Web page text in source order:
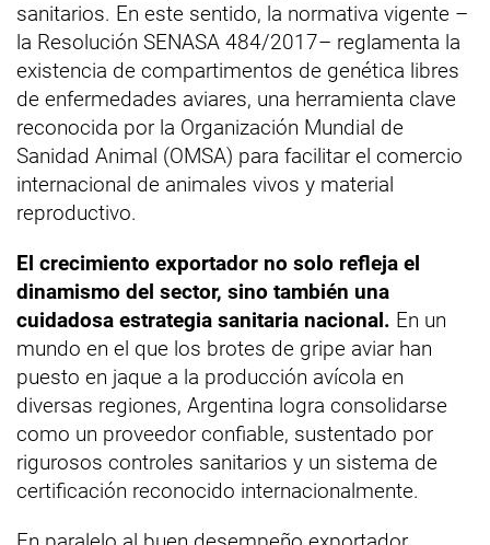
sanitarios. En este sentido, la normativa vigente –
la Resolución SENASA 484/2017– reglamenta la
existencia de compartimentos de genética libres
de enfermedades aviares, una herramienta clave
reconocida por la Organización Mundial de
Sanidad Animal (OMSA) para facilitar el comercio
internacional de animales vivos y material
reproductivo.
El crecimiento exportador no solo refleja el
dinamismo del sector, sino también una
cuidadosa estrategia sanitaria nacional. En un
mundo en el que los brotes de gripe aviar han
puesto en jaque a la producción avícola en
diversas regiones, Argentina logra consolidarse
como un proveedor confiable, sustentado por
rigurosos controles sanitarios y un sistema de
certificación reconocido internacionalmente.